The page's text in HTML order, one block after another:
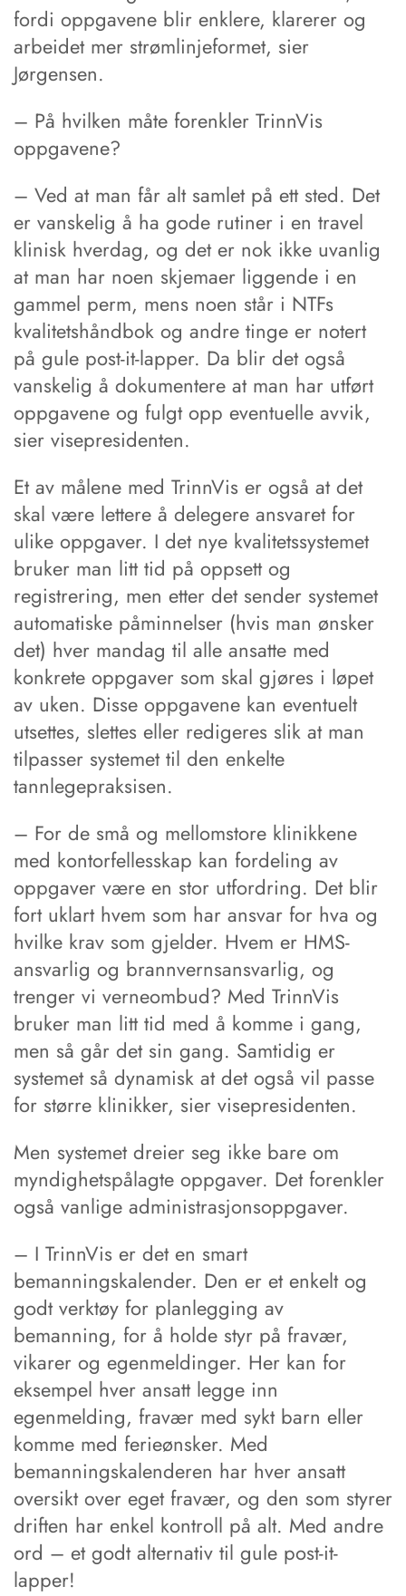
fordi oppgavene blir enklere, klarerer og
arbeidet mer strømlinjeformet, sier
Jørgensen.
– På hvilken måte forenkler TrinnVis
oppgavene?
– Ved at man får alt samlet på ett sted. Det
er vanskelig å ha gode rutiner i en travel
klinisk hverdag, og det er nok ikke uvanlig
at man har noen skjemaer liggende i en
gammel perm, mens noen står i NTFs
kvalitetshåndbok og andre tinge er notert
på gule post-it-lapper. Da blir det også
vanskelig å dokumentere at man har utført
oppgavene og fulgt opp eventuelle avvik,
sier visepresidenten.
Et av målene med TrinnVis er også at det
skal være lettere å delegere ansvaret for
ulike oppgaver. I det nye kvalitetssystemet
bruker man litt tid på oppsett og
registrering, men etter det sender systemet
automatiske påminnelser (hvis man ønsker
det) hver mandag til alle ansatte med
konkrete oppgaver som skal gjøres i løpet
av uken. Disse oppgavene kan eventuelt
utsettes, slettes eller redigeres slik at man
tilpasser systemet til den enkelte
tannlegepraksisen.
– For de små og mellomstore klinikkene
med kontorfellesskap kan fordeling av
oppgaver være en stor utfordring. Det blir
fort uklart hvem som har ansvar for hva og
hvilke krav som gjelder. Hvem er HMS-
ansvarlig og brannvernsansvarlig, og
trenger vi verneombud? Med TrinnVis
bruker man litt tid med å komme i gang,
men så går det sin gang. Samtidig er
systemet så dynamisk at det også vil passe
for større klinikker, sier visepresidenten.
Men systemet dreier seg ikke bare om
myndighetspålagte oppgaver. Det forenkler
også vanlige administrasjonsoppgaver.
– I TrinnVis er det en smart
bemanningskalender. Den er et enkelt og
godt verktøy for planlegging av
bemanning, for å holde styr på fravær,
vikarer og egenmeldinger. Her kan for
eksempel hver ansatt legge inn
egenmelding, fravær med sykt barn eller
komme med ferieønsker. Med
bemanningskalenderen har hver ansatt
oversikt over eget fravær, og den som styrer
driften har enkel kontroll på alt. Med andre
ord – et godt alternativ til gule post-it-
lapper!